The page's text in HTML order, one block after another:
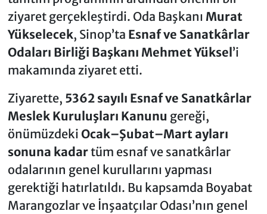
ziyaret gerçekleştirdi. Oda Başkanı Murat
Yükselecek, Sinop’ta Esnaf ve Sanatkârlar
Odaları Birliği Başkanı Mehmet Yüksel ’i
makamında ziyaret etti.
Ziyarette, 5362 sayılı Esnaf ve Sanatkârlar
Meslek Kuruluşları Kanunu gereği,
önümüzdeki Ocak–Şubat–Mart ayları
sonuna kadartüm esnaf ve sanatkârlar
odalarının genel kurullarını yapması
gerektiği hatırlatıldı. Bu kapsamda Boyabat
Marangozlar ve İnşaatçılar Odası’nın genel